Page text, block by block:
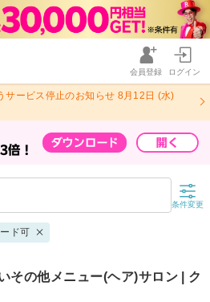
会員登録 ログイン
サービス停止のお知らせ 8月12日 (水)
条件変更
ド可
その他メニュー(ヘア)サロン | ク